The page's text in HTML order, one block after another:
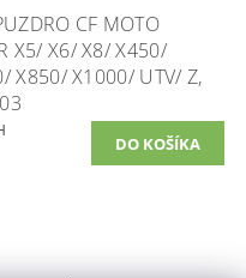
CF MOTO
X5/ X6/ X8/ X450/
X850/ X1000/ UTV/ Z,